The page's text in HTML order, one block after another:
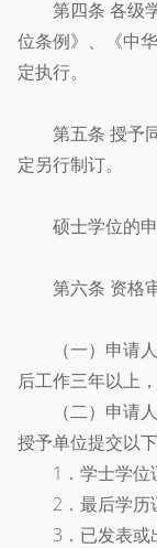
第四条 各级学
位条例》、《中
定执行。
第五条 授予同
定另行制订。
硕士学位的申
第六条 资格
（一）申请人
后工作三年以上
（二）申请人
授予单位提交以
1．学士学位
2．最后学历
3．已发表或出